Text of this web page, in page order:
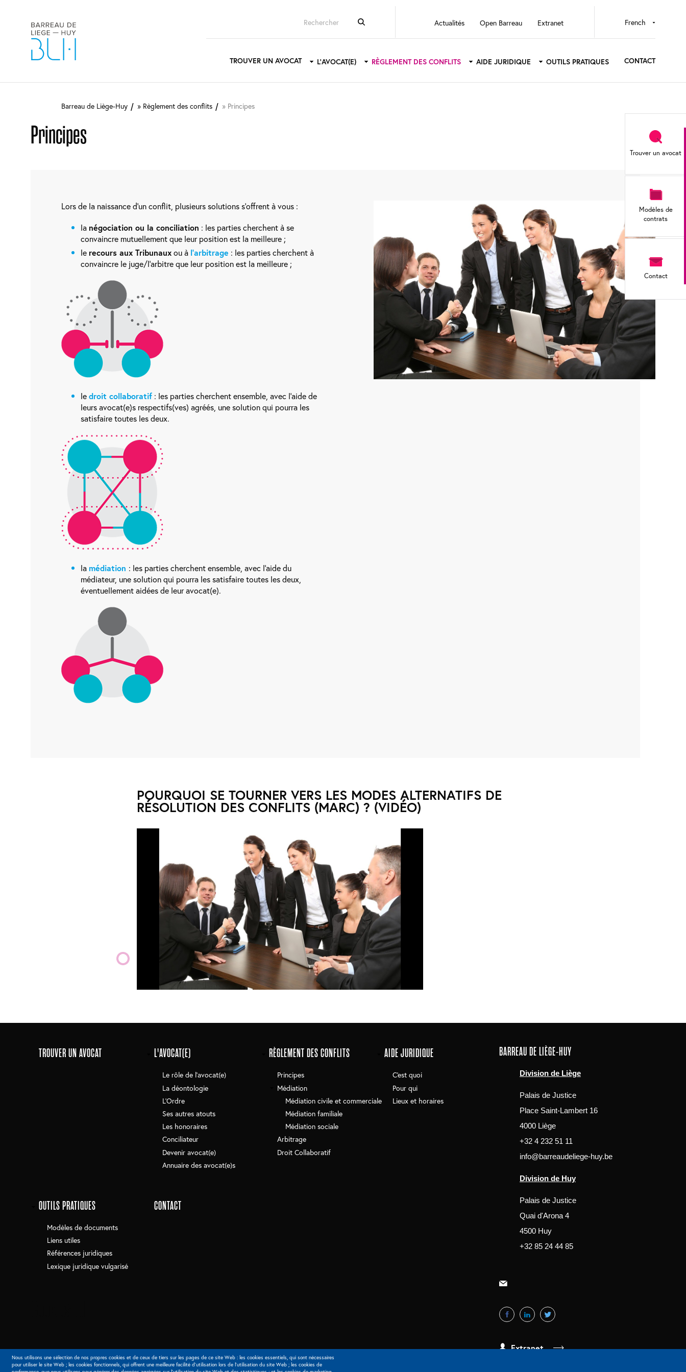
Aller
Select
Top
menu
Actualités Open Barreau Extranet
Main
navigation
TROUVER UN AVOCAT L'AVOCAT(E) RÈGLEMENT DES CONFLITS AIDE JURIDIQUE OUTILS PRATIQUES CONTACT
Sidebar
menu
Trouver un avocat
Modèles de
contrats
Contact
Barreau de Liège-Huy Règlement des conflits Principes
Principes
Lors de la naissance d’un conflit, plusieurs solutions s’offrent à vous :
la négociation ou la conciliation : les parties cherchent à se
convaincre mutuellement que leur position est la meilleure ;
le recours aux Tribunauxou à l’arbitrage : les parties cherchent à
convaincre le juge/l’arbitre que leur position est la meilleure ;
ledroit collaboratif : les parties cherchent ensemble, avec l’aide de
leurs avocat(e)s respectifs(ves) agréés, une solution qui pourra les
satisfaire toutes les deux.
la médiation : les parties cherchent ensemble, avec l’aide du
médiateur, une solution qui pourra les satisfaire toutes les deux,
éventuellement aidées de leur avocat(e).
POURQUOI SE TOURNER VERS LES MODES ALTERNATIFS DE
RÉSOLUTION DES CONFLITS (MARC) ? (VIDÉO)
Main
TROUVER UN AVOCAT L'AVOCAT(E)
Le rôle de l'avocat(e)
La déontologie
L'Ordre
Ses autres atouts
Les honoraires
Conciliateur
Devenir avocat(e)
Annuaire des avocat(e)s
RÈGLEMENT DES CONFLITS
Principes
Médiation
Médiation civile et commerciale
Médiation familiale
Médiation sociale
Arbitrage
Droit Collaboratif
AIDE JURIDIQUE
C'est quoi
Pour qui
Lieux et horaires
OUTILS PRATIQUES
Modèles de documents
Liens utiles
Références juridiques
Lexique juridique vulgarisé
CONTACT
Nous utilisons une sélection de nos propres cookies et de ceux de tiers sur les pages de ce site Web : les cookies essentiels, qui sont nécessaires
pour utiliser le site Web ; les cookies fonctionnels, qui offrent une meilleure facilité d'utilisation lors de l'utilisation du site Web ; les cookies de
BARREAU DE LIÈGE-HUY
Division de Liège
Palais de Justice
Place Saint-Lambert 16
4000 Liège
+32 4 232 51 11
info@barreaudeliege-huy.be
Division de Huy
Palais de Justice
Quai d'Arona 4
4500 Huy
+32 85 24 44 85
Extranet